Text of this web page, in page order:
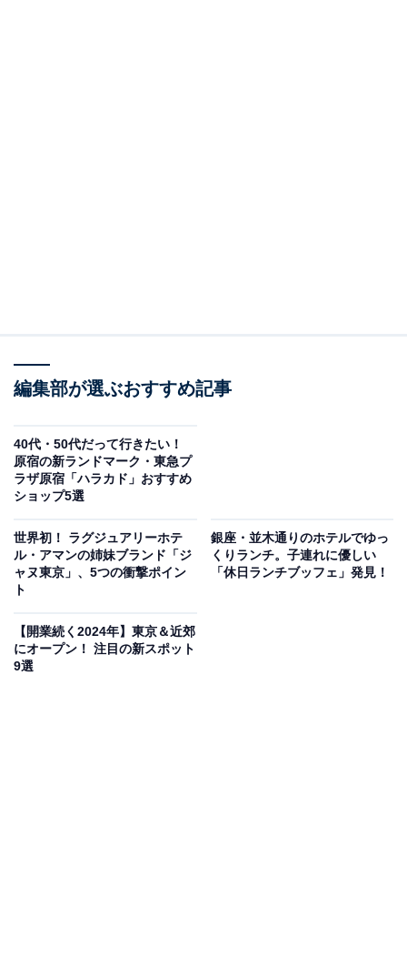
ーからアラカルト14種（2100円～／税サ込・以下同）
と、人気のメニューを組み合わせた3品（5200円）と4品
ランチとディナーでオーダーすることができるコースメ
ニューは、前菜・スープ・メイン・デザートをそれぞれ
2種類から1つ選ぶことができ、3品コースの場合は前菜
またはスープのいずれかをチョイスすることができま
す。
【前菜】
編集部が選ぶおすすめ記事
40代・50代だって行きたい！
原宿の新ランドマーク・東急プ
ラザ原宿「ハラカド」おすすめ
ショップ5選
世界初！ ラグジュアリーホテ
ル・アマンの姉妹ブランド「ジ
ャヌ東京」、5つの衝撃ポイン
ト
銀座・並木通りのホテルでゆっ
くりランチ。子連れに優しい
「休日ランチブッフェ」発見！
【開業続く2024年】東京＆近郊
にオープン！ 注目の新スポット
9選